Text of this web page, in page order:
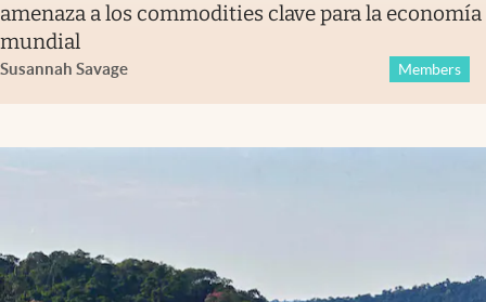
amenaza a los commodities clave para la economía
mundial
Susannah Savage Members